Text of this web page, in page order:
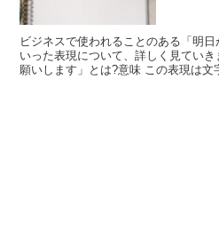
ビジネスで使われることのある「明
いった表現について、詳しく見てい
願いします」とは?意味 この表現は